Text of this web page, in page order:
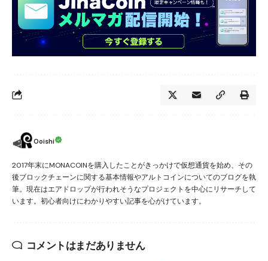
Ooishi
2017年末にMONACOINを購入したことがきっかけで仮想通貨を始め、その
後ブロックチェーンに関する基本情報やアルトコインについてのブログを執
筆。現在はエアドロップが行われそうなプロジェクトを中心にリサーチして
います。初心者向けにわかりやすい記事を心がけています。
コメントはまだありません